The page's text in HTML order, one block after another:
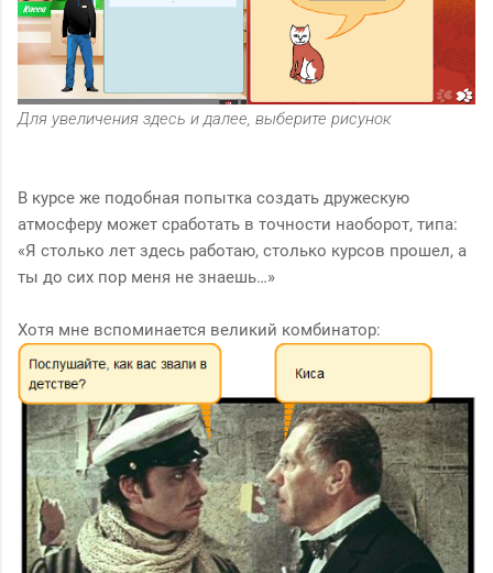
Для увеличения здесь и далее, выберите рисунок
В курсе же подобная попытка создать дружескую
атмосферу может сработать в точности наоборот, типа:
«Я столько лет здесь работаю, столько курсов прошел, а
ты до сих пор меня не знаешь…»
Хотя мне вспоминается великий комбинатор: